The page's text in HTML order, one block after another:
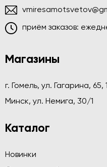
приём заказов:
Магазины
г. Гомель, ул. Гагарина, 65,
Минск, ул. Немига, 30/1
Каталог
Новинки